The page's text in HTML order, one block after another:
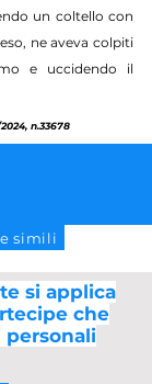
un coltello con
ne aveva colpiti
e uccidendo il
n.33678
simili
si applica
che
personali